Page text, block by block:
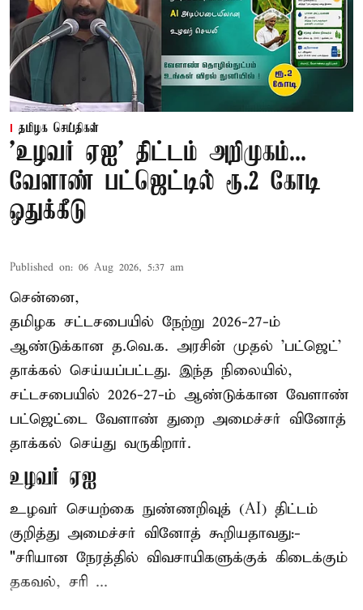
தமிழக செய்திகள்
'உழவர் ஏஐ' திட்டம் அறிமுகம்...
வேளாண் பட்ஜெட்டில் ரூ.2 கோடி
ஒதுக்கீடு
Published on: 06 Aug 2026, 5:37 am
சென்னை,
தமிழக சட்டசபையில் நேற்று 2026-27-ம்
ஆண்டுக்கான த.வெ.க. அரசின் முதல் 'பட்ஜெட்'
தாக்கல் செய்யப்பட்டது. இந்த நிலையில்,
சட்டசபையில் 2026-27-ம் ஆண்டுக்கான வேளாண்
பட்ஜெட்டை வேளாண் துறை அமைச்சர் வினோத்
தாக்கல் செய்து வருகிறார்.
உழவர் ஏஐ
உழவர் செயற்கை நுண்ணறிவுத் (AI) திட்டம்
குறித்து அமைச்சர் வினோத் கூறியதாவது:-
"சரியான நேரத்தில் விவசாயிகளுக்குக் கிடைக்கும்
தகவல், சரி ...